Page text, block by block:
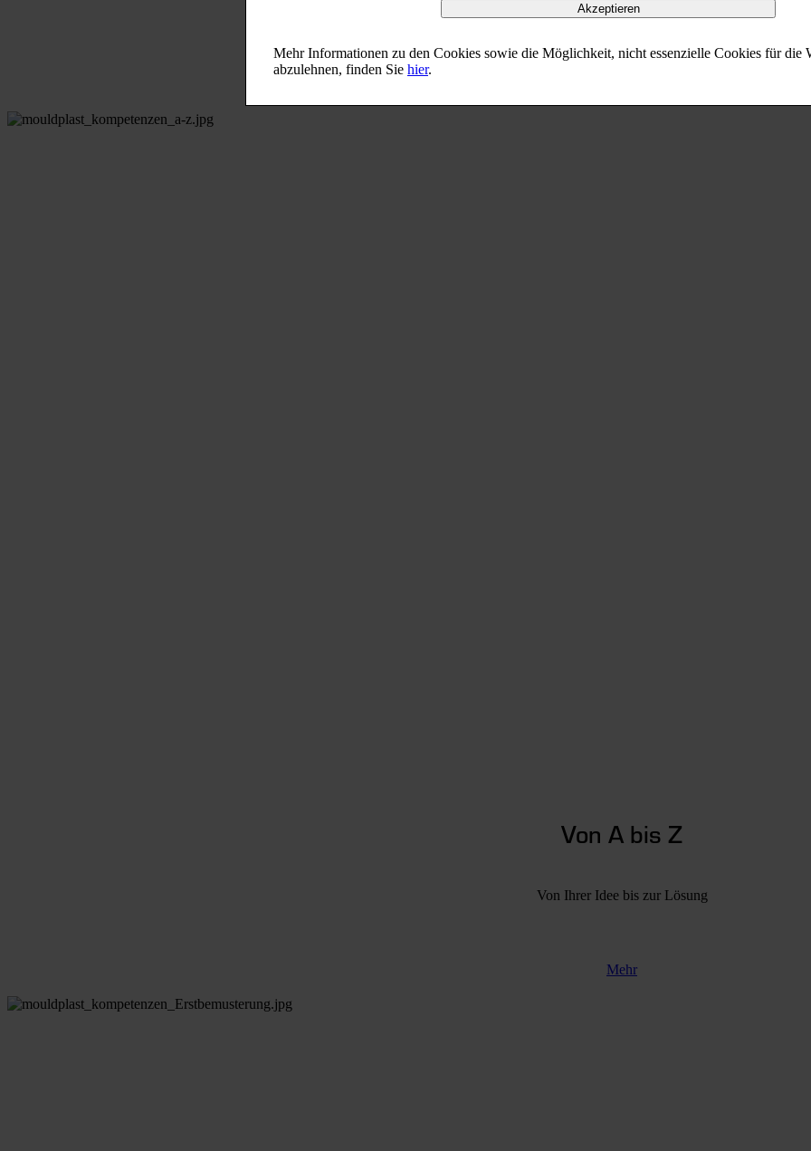
Akzeptieren
Mehr Informationen zu den Cookies sowie die Möglichkeit, nicht essenzielle Cookies für die
abzulehnen, finden Sie hier.
Maximale Kundenzufriedenheit
Von A bis Z
Von Ihrer Idee bis zur Lösung
Mehr